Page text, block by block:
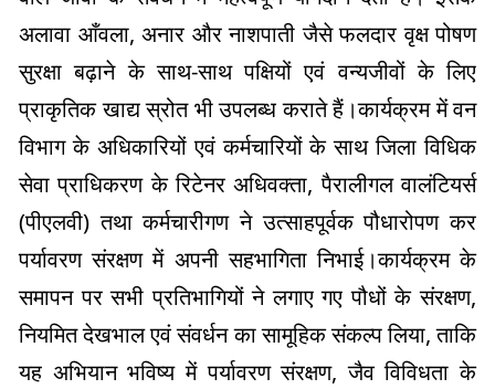
अलावा आँवला, अनार और नाशपाती जैसे फलदार वृक्ष पोषण
सुरक्षा बढ़ाने के साथ-साथ पक्षियों एवं वन्यजीवों के लिए
प्राकृतिक खाद्य स्रोत भी उपलब्ध कराते हैं।कार्यक्रम में वन
विभाग के अधिकारियों एवं कर्मचारियों के साथ जिला विधिक
सेवा प्राधिकरण के रिटेनर अधिवक्ता, पैरालीगल वालंटियर्स
(पीएलवी) तथा कर्मचारीगण ने उत्साहपूर्वक पौधारोपण कर
पर्यावरण संरक्षण में अपनी सहभागिता निभाई।कार्यक्रम के
समापन पर सभी प्रतिभागियों ने लगाए गए पौधों के संरक्षण,
नियमित देखभाल एवं संवर्धन का सामूहिक संकल्प लिया, ताकि
यह अभियान भविष्य में पर्यावरण संरक्षण, जैव विविधता के